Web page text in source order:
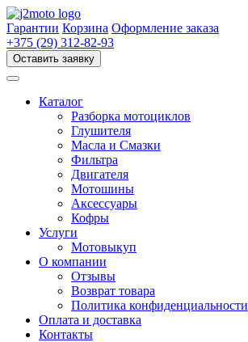
Перейти
к
содержимому
Гарантии Корзина Оформление заказа
+375 (29) 312-82-93
Оставить заявку
Каталог
Разборка мотоциклов
Глушителя
Масла и Смазки
Фильтра
Двигателя
Мотошины
Аксессуары
Кофры
Услуги
Мотовыкуп
О компании
Отзывы
Возврат товара
Политика конфиденциальности
Оплата и доставка
Контакты